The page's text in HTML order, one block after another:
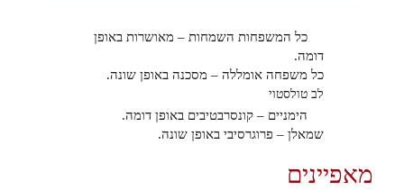
כל המשפחות השמחות – מאושרות באופן
דומה.
כל משפחה אומללה – מסכנה באופן שונה.
לב טולסטוי
הימניים – קונסרבטיבים באופן דומה.
שמאלן – פרוגרסיבי באופן שונה.
מאפיינים